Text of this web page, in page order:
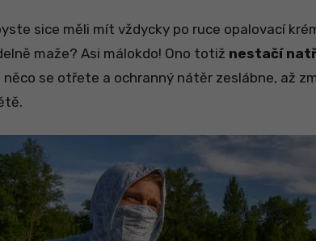
sice měli mít vždycky po ruce opalovací
maže? Asi málokdo! Ono totiž nestačí
se otřete a ochranný nátěr zeslábne, až